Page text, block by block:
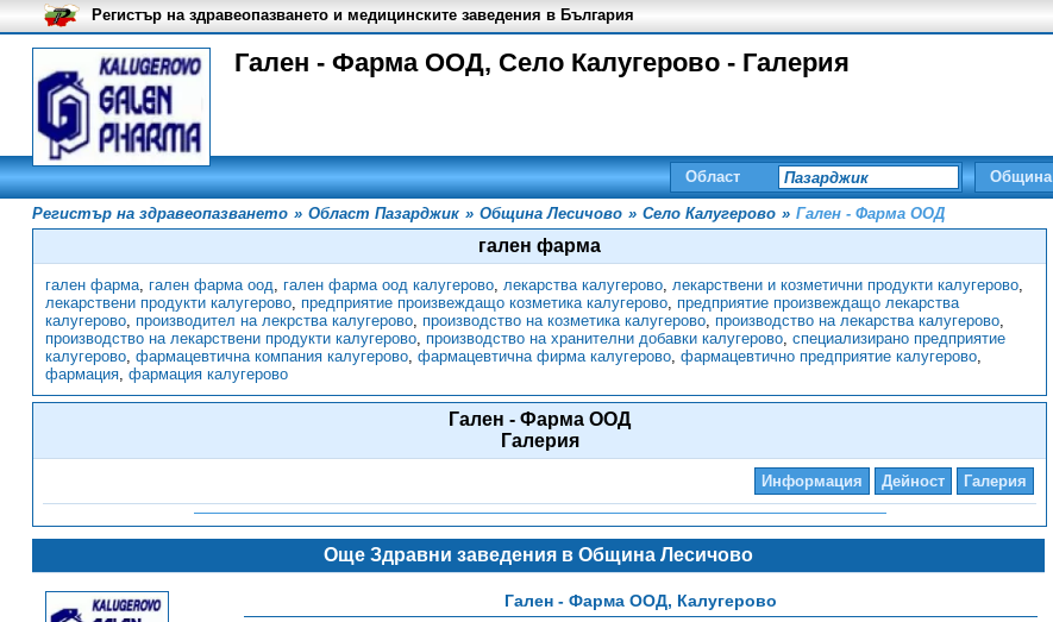
Гален - Фарма ООД, Село Калугерово - Галерия
Регистър на здравеопазването и медицинските заведения в България
Област Община
Регистър на здравеопазването » Област Пазарджик » Община Лесичово » Село Калугерово » Гален - Фарма ООД
гален фарма
гален фарма, гален фарма оод, гален фарма оод калугерово, лекарства калугерово, лекарствени и козметични продукти калугерово,
лекарствени продукти калугерово, предприятие произвеждащо козметика калугерово, предприятие произвеждащо лекарства
калугерово, производител на лекрства калугерово, производство на козметика калугерово, производство на лекарства калугерово,
производство на лекарствени продукти калугерово, производство на хранителни добавки калугерово, специализирано предприятие
калугерово, фармацевтична компания калугерово, фармацевтична фирма калугерово, фармацевтично предприятие калугерово,
фармация, фармация калугерово
Гален - Фарма ООД
Галерия
Информация Дейност Галерия
Още Здравни заведения в Община Лесичово
Гален - Фарма ООД, Калугерово